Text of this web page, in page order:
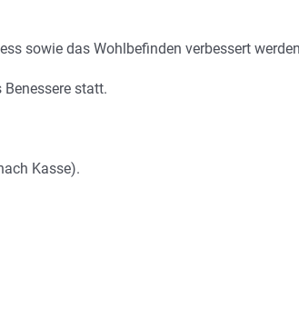
sowie das Wohlbefinden verbessert
statt.
Kasse).